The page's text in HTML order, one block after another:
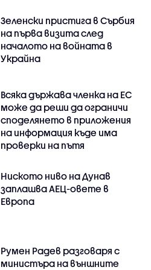
Зеленски пристига в Сърбия
на първа визита след
началото на войната в
Украйна
Всяка държава членка на ЕС
може да реши да ограничи
споделянето в приложения
на информация къде има
проверки на пътя
Ниското ниво на Дунав
заплашва АЕЦ-овете в
Европа
Румен Радев разговаря с
министъра на външните